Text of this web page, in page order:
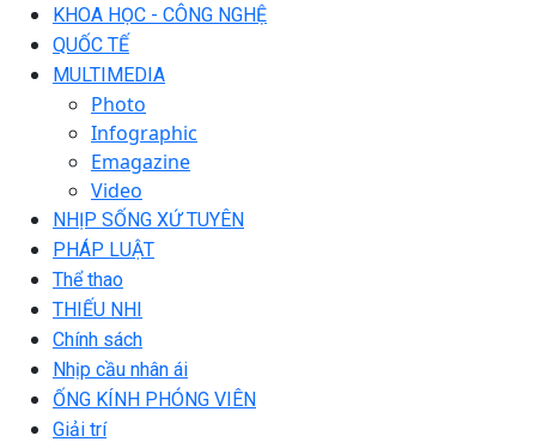
KHOA HỌC - CÔNG NGHỆ
QUỐC TẾ
MULTIMEDIA
Photo
Infographic
Emagazine
Video
NHỊP SỐNG XỨ TUYÊN
PHÁP LUẬT
Thể thao
THIẾU NHI
Chính sách
Nhịp cầu nhân ái
ỐNG KÍNH PHÓNG VIÊN
Giải trí